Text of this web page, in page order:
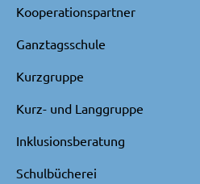
Kooperationspartner
Ganztagsschule
Kurzgruppe
Kurz- und Langgruppe
Inklusionsberatung
Schulbücherei